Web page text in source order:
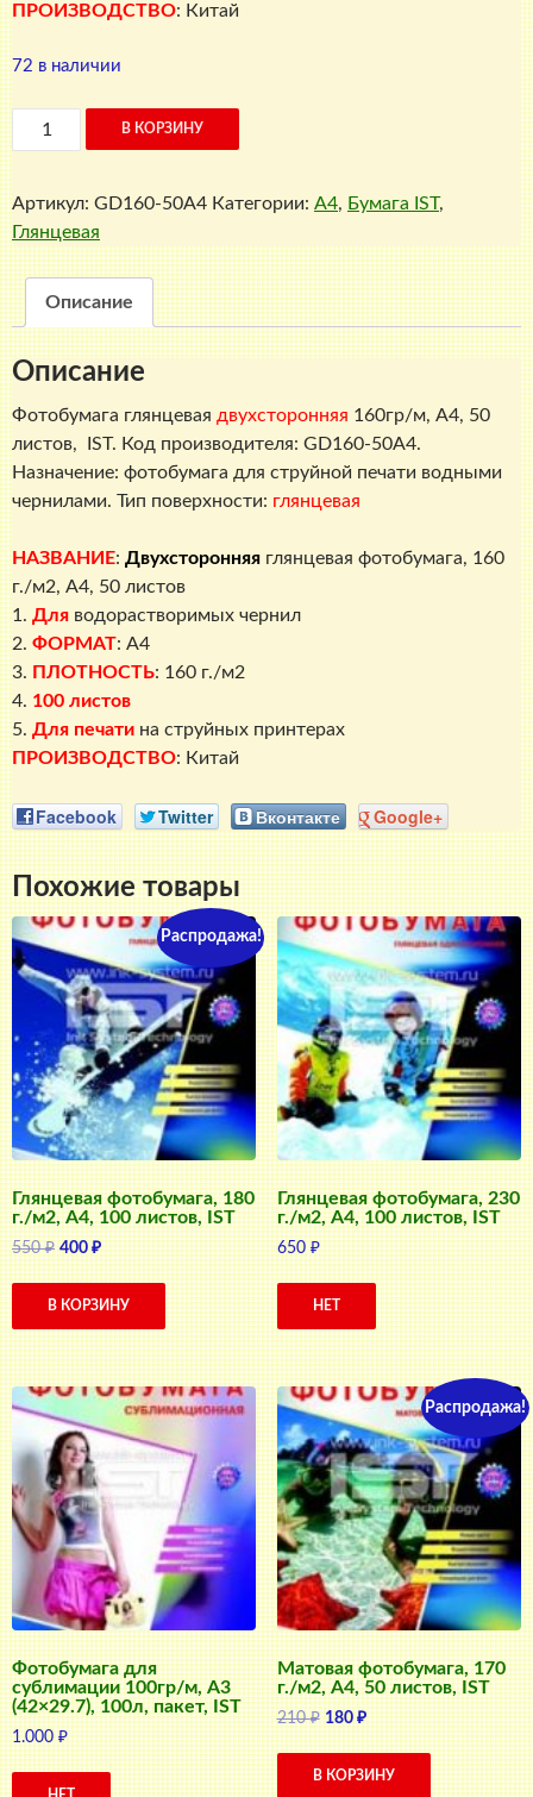
ПРОИЗВОДСТВО: Китай
72 в наличии
Количество
товара
Двухсторонняя
глянцевая
фотобумага,
160
г./
м2,
A4,
50
листов,
IST
В КОРЗИНУ
Артикул: GD160-50A4 Категории: A4, Бумага IST,
Глянцевая
Описание
Описание
Фотобумага глянцевая двухсторонняя 160гр/м, A4, 50
листов, IST. Код производителя: GD160-50A4.
Назначение: фотобумага для струйной печати водными
чернилами. Тип поверхности: глянцевая
НАЗВАНИЕ: Двухсторонняя глянцевая фотобумага, 160
г./м2, A4, 50 листов
1. Для водорастворимых чернил
2. ФОРМАТ: A4
3. ПЛОТНОСТЬ: 160 г./м2
4. 100 листов
5. Для печати на струйных принтерах
ПРОИЗВОДСТВО: Китай
Facebook Twitter Вконтакте Google+
Похожие товары
Распродажа!
Глянцевая фотобумага, 180
г./м2, A4, 100 листов, IST
550₽ Первоначальная
цена
составляла
400₽Текущая
цена:
400 ₽.
В КОРЗИНУ
Глянцевая фотобумага, 230
г./м2, A4, 100 листов, IST
650₽
НЕТ
Фотобумага для
сублимации 100гр/м, А3
(42×29.7), 100л, пакет, IST
1.000₽
Распродажа!
Матовая фотобумага, 170
г./м2, A4, 50 листов, IST
210₽ Первоначальная
цена
составляла
180₽Текущая
цена:
180 ₽.
В КОРЗИНУ